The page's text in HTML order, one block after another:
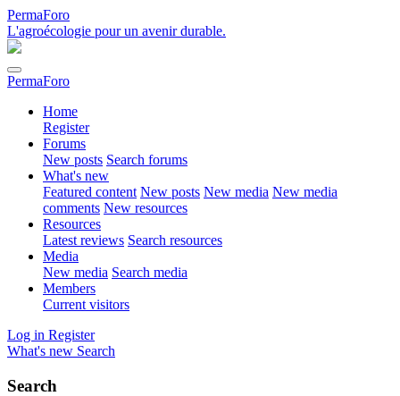
PermaForo
L'agroécologie pour un avenir durable.
PermaForo
Home
Register
Forums
New posts Search forums
What's new
Featured content New posts New media New media
comments New resources
Resources
Latest reviews Search resources
Media
New media Search media
Members
Current visitors
Log in Register
What's new Search
Search